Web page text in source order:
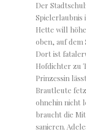
Der
Spielerlaubnis
Hette will
oben, auf dem
Dort ist
Hofdichter zu
Prinzessin
Brautleute
ohnehin nicht
braucht die
sanieren.